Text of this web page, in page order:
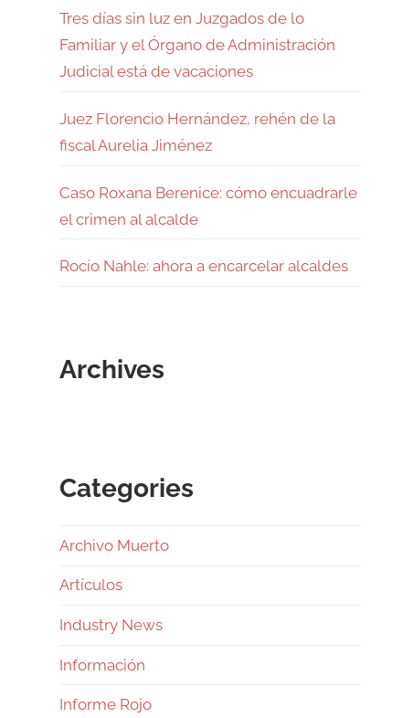
Tres días sin luz en Juzgados de lo
Familiar y el Órgano de Administración
Judicial está de vacaciones
Juez Florencio Hernández, rehén de la
fiscal Aurelia Jiménez
Caso Roxana Berenice: cómo encuadrarle
el crimen al alcalde
Rocío Nahle: ahora a encarcelar alcaldes
Archives
Categories
Archivo Muerto
Artículos
Industry News
Información
Informe Rojo